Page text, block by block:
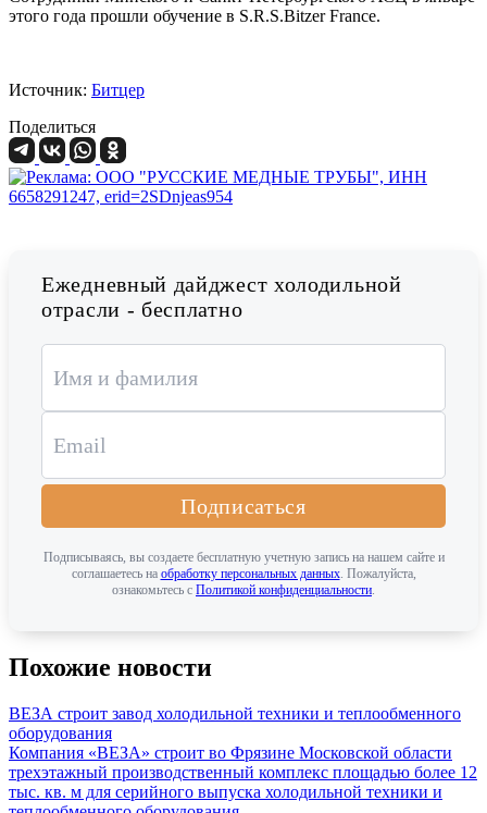
этого года прошли обучение в S.R.S.Bitzer France.
Источник: Битцер
Поделиться
Ежедневный дайджест холодильной
отрасли - бесплатно
Подписаться
Подписываясь, вы создаете бесплатную учетную запись на нашем сайте и
соглашаетесь на обработку персональных данных. Пожалуйста,
ознакомьтесь с Политикой конфиденциальности.
Похожие новости
ВЕЗА строит завод холодильной техники и теплообменного
оборудования
Компания «ВЕЗА» строит во Фрязине Московской области
трехэтажный производственный комплекс площадью более 12
тыс. кв. м для серийного выпуска холодильной техники и